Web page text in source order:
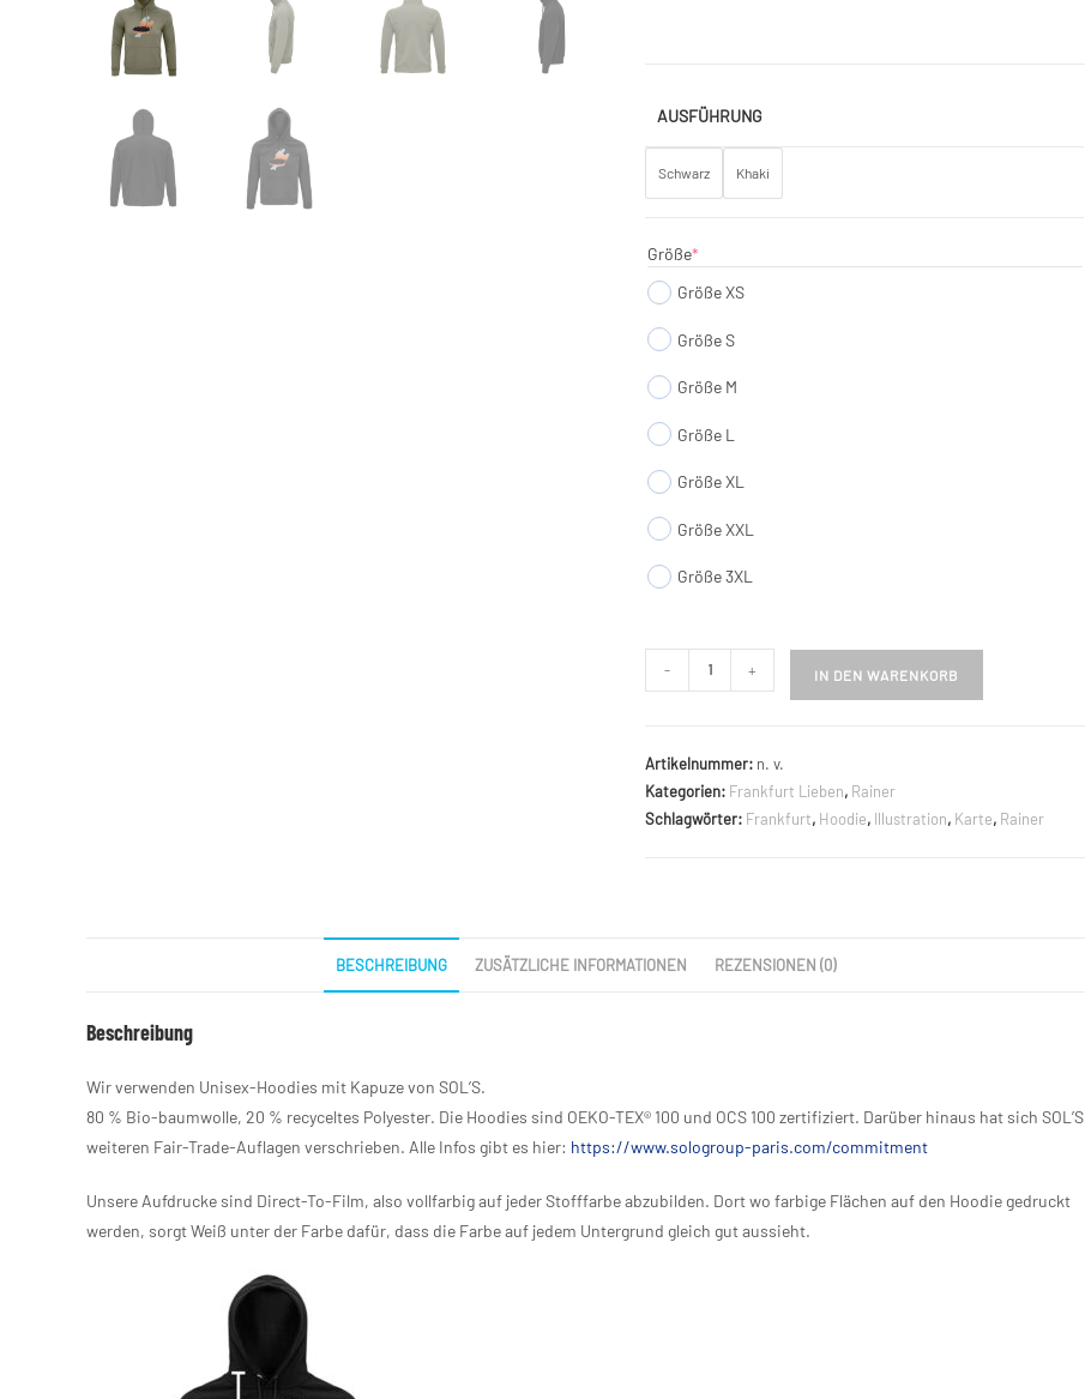
AUSFÜHRUNG
Schwarz Khaki
Größe*
Größe XS
Größe S
Größe M
Größe L
Größe XL
Größe XXL
Größe 3XL
à
carte
Hoodie
Menge
- + IN DEN WARENKORB
Artikelnummer: n. v.
Kategorien: Frankfurt Lieben, Rainer
Schlagwörter: Frankfurt, Hoodie, Illustration, Karte, Rainer
BESCHREIBUNG ZUSÄTZLICHE INFORMATIONEN REZENSIONEN (0)
Beschreibung
Wir verwenden Unisex-Hoodies mit Kapuze von SOL’S.
80 % Bio-baumwolle, 20 % recyceltes Polyester. Die Hoodies sind OEKO-TEX® 100 und OCS 100 zertifiziert. Darüber hinaus hat sich SOL’S
weiteren Fair-Trade-Auflagen verschrieben. Alle Infos gibt es hier: https://www.sologroup-paris.com/commitment
Unsere Aufdrucke sind Direct-To-Film, also vollfarbig auf jeder Stofffarbe abzubilden. Dort wo farbige Flächen auf den Hoodie gedruckt
werden, sorgt Weiß unter der Farbe dafür, dass die Farbe auf jedem Untergrund gleich gut aussieht.